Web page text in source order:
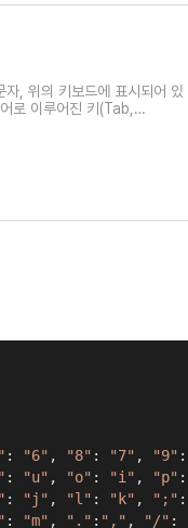
, 위의 키보드에 표시되어 있
이루어진 키(Tab,
: "6" , "8" : "7" , "9" :
: "u" , "o" : "i" , "p" :
: "j" , "l" : "k" , ";" :
: "m" , "." : "," , "/" :